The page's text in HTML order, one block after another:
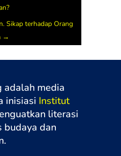
Aspiyah Kasdini R.A.
tema yang sangat
muda zaman ini, Pak.
Sikap terhadap Orang
→
adalah media
inisiasi Institut
literasi
budaya dan